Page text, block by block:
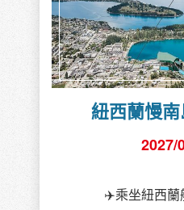
紐西蘭慢
2027/
✈️乘坐紐西蘭